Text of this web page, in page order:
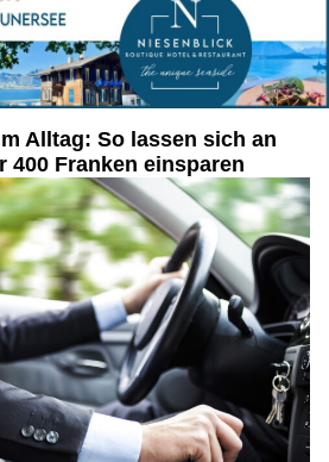
Alltag: So lassen sich an
400 Franken einsparen